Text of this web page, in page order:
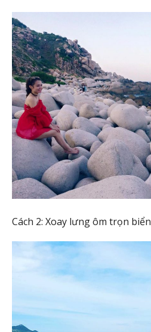
Cách 2: Xoay lưng ôm trọn biển